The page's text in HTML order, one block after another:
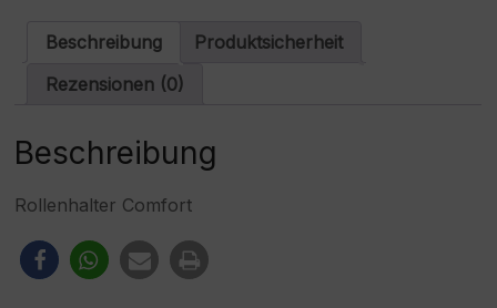
t
Beschreibung
Produktsicherheit
Rezensionen (0)
Beschreibung
Rollenhalter Comfort